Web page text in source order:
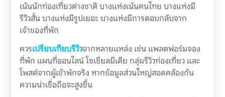
เน้นนักท่องเที่ยวต่างชาติ บางแห่งเน้นคนไทย บางแห่งมี
รีวิวสั้น บางแห่งมีรูปเยอะ บางแห่งมีการตอบกลับจาก
เจ้าของที่พัก
ควรเปรียบเทียบรีวิวจากหลายแหล่ง เช่น แพลตฟอร์มจอง
ที่พัก แผนที่ออนไลน์ โซเชียลมีเดีย กลุ่มรีวิวท่องเที่ยว และ
โพสต์จากผู้เข้าพักจริง หากข้อมูลส่วนใหญ่สอดคล้องกัน
ความน่าเชื่อถือจะสูงขึ้น